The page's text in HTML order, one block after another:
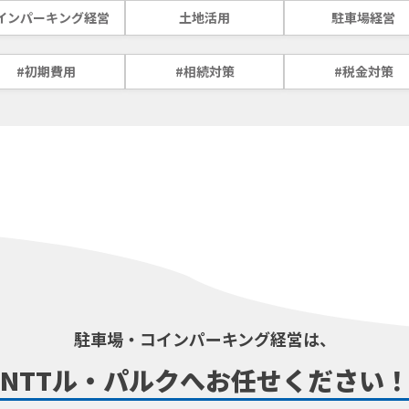
ンパーキング経営 土地活用 駐車場経営
#初期費用 #相続対策 #税金対策
駐車場・コインパーキング経営は、
NTTル・パルクへお任せください！